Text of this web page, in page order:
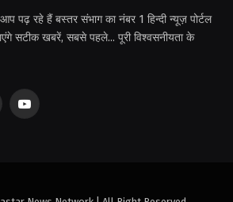
रहे हैं बस्तर संभाग का नंबर 1 हिन्दी न्यूज़ पोर्टल
सटीक खबरें, सबसे पहले... पूरी विश्वसनीयता के
YouTube